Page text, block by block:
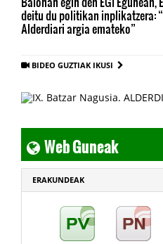
deitu du politikan inplikatzera:
Alderdiari argia emateko”
BIDEO GUZTIAK IKUSI
Web Guneak
ERAKUNDEAK